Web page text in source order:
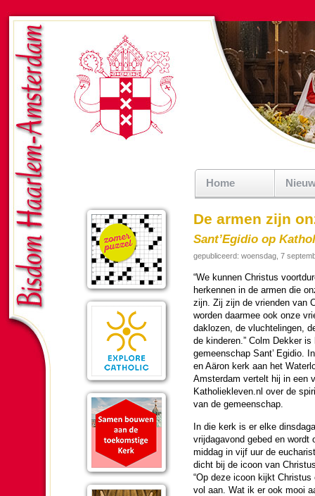
Home
De armen zijn
Sant’Egidio op
gepubliceerd: woensdag, 7
“We kunnen Christus
herkennen in de armen die
zijn. Zij zijn de vrien­den van
wor­den daar­mee ook onze
dak­lo­zen, de vluch­te­lingen,
de kin­de­ren.” Colm Dekker is
gemeen­schap Sant’ Egidio.
en Aäron kerk aan het
Am­ster­dam ver­telt hij in een
Katho­liek­le­ven.nl over de
van de gemeen­schap.
In die kerk is er elke
vrij­dag­avond gebed en wordt
mid­dag in vijf uur de
dicht bij de icoon van
“Op deze icoon kijkt
vol aan. Wat ik er ook mooi